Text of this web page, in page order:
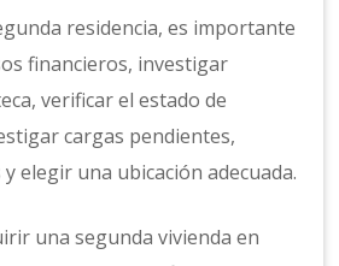
residencia, es importante
financieros, investigar
verificar el estado de
cargas pendientes,
elegir una ubicación adecuada.
una segunda vivienda en